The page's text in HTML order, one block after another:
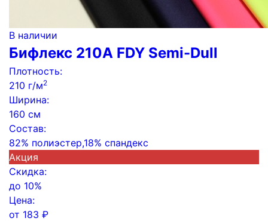
В наличии
Бифлекс 210А FDY Semi-Dull
Плотность:
210 г/м2
Ширина:
160 см
Состав:
82% полиэстер,18% спандекс
Акция
Скидка:
до 10%
Цена:
от 183 ₽